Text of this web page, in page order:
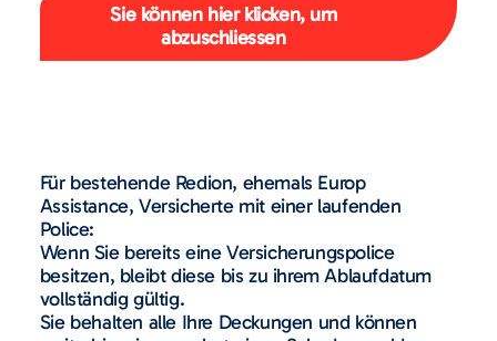
Sie können hier klicken, um
abzuschliessen
Für bestehende Redion, ehemals Europ
Assistance, Versicherte mit einer laufenden
Police:
Wenn Sie bereits eine Versicherungspolice
besitzen, bleibt diese bis zu ihrem Ablaufdatum
vollständig gültig.
Sie behalten alle Ihre Deckungen und können